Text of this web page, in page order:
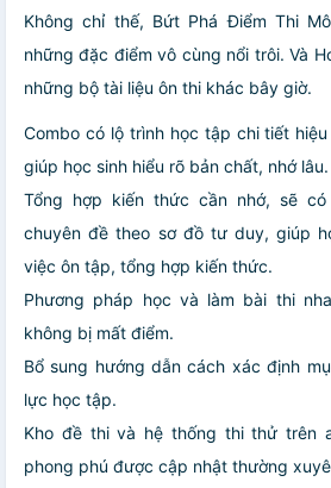
Không chỉ thế, Bứt Phá Điểm Thi
những đặc điểm vô cùng nổi trôi. Và
những bộ tài liệu ôn thi khác bây giờ.
Combo có lộ trình học tập chi tiết
giúp học sinh hiểu rõ bản chất, nhớ lâu.
Tổng hợp kiến thức cần nhớ, sẽ
chuyên đề theo sơ đồ tư duy, giúp
việc ôn tập, tổng hợp kiến thức.
Phương pháp học và làm bài thi
không bị mất điểm.
Bổ sung hướng dẫn cách xác định
lực học tập.
Kho đề thi và hệ thống thi thử trên
phong phú được cập nhật thường